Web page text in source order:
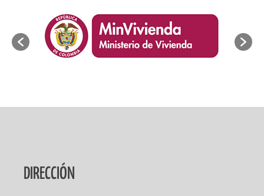
DIRECCIÓN